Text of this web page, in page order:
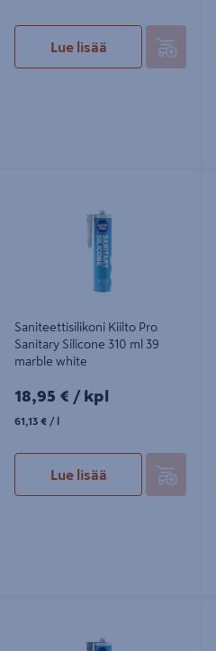
Lue lisää
Saniteettisilikoni Kiilto Pro
Sanitary Silicone 310 ml 39
marble white
18,95€/kpl
18,95 € / kpl
61,13 € / l
Lue lisää